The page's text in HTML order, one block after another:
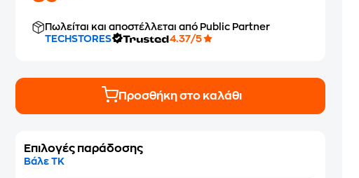
Πωλείται και αποστέλλεται από Public Partner
TECHSTORES
4.37/5
Προσθήκη στο καλάθι
Επιλογές παράδοσης
Βάλε ΤΚ